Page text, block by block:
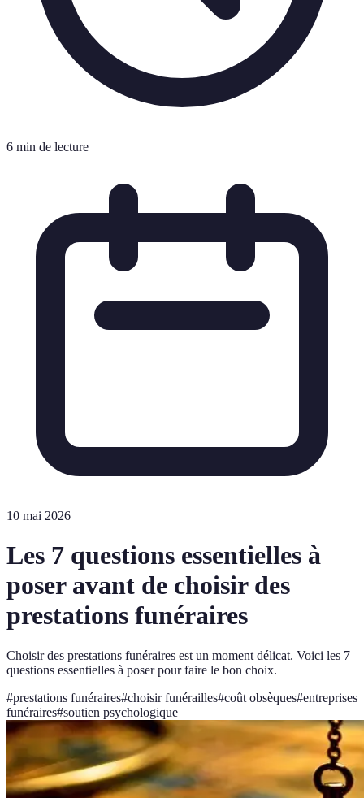
6 min de lecture
10 mai 2026
Les 7 questions essentielles à
poser avant de choisir des
prestations funéraires
Choisir des prestations funéraires est un moment délicat. Voici les 7
questions essentielles à poser pour faire le bon choix.
#prestations funéraires#choisir funérailles#coût obsèques#entreprises
funéraires#soutien psychologique